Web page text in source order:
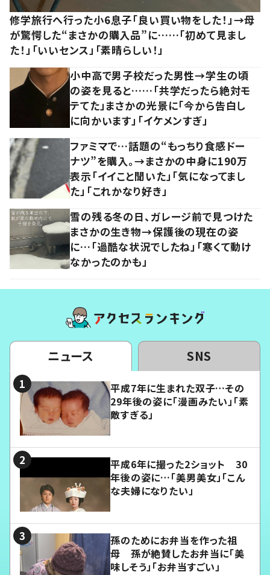
修学旅行へ行った小6息子「良い買い物をした！」→母
が驚愕した“まさかの購入品”に……「初めて見まし
た！」「いいセンス」「素晴らしい！」
小中高で男子校だった男性→学生の頃
の姿を見ると……「共学だったら絶対モ
テてた」まさかの光景に「今から告白し
に向かいます」「イケメンすぎ」
ファミマで…話題の“もっちり食感ドー
ナツ”を購入。→まさかの中身に190万
表示「イイこと聞いた」「気になってまし
た」「これかなり好き」
雪の残る冬の日、ガレージ前で見つけた
まさかの生き物→保護後の現在の姿
に…「過酷な状況でしたね」「寒くて動け
なかったのかも」
ニュース SNS
平成7年に生まれた双子…その
29年後の姿に「漫画みたい」「素
敵すぎる」
平成6年に撮った2ショット 30
年後の姿に…「美男美女」「こん
な夫婦になりたい」
孫のためにお弁当を作った祖
母 孫が絶賛したお弁当に「美
味しそう」「お弁当すごい」